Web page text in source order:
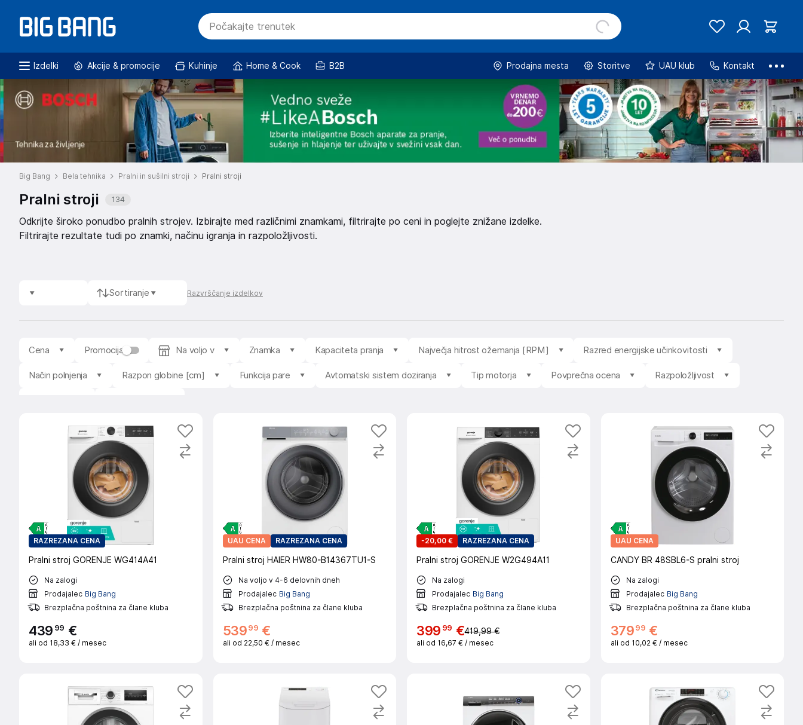
Izdelki Akcije & promocije Kuhinje Home & Cook B2B Prodajna mesta Storitve UAU klub Kontakt
Big Bang Bela tehnika Pralni in sušilni stroji Pralni stroji
Pralni stroji 134
Odkrijte široko ponudbo pralnih strojev. Izbirajte med različnimi znamkami, filtrirajte po ceni in poglejte znižane izdelke.
Filtrirajte rezultate tudi po znamki, načinu igranja in razpoložljivosti.
Sortiranje Razvrščanje izdelkov
Cena Promocija Na voljo v Znamka Kapaciteta pranja Največja hitrost ožemanja [RPM] Razred energijske učinkovitosti
Način polnjenja Razpon globine [cm] Funkcija pare Avtomatski sistem doziranja Tip motorja Povprečna ocena Razpoložljivost
RAZREZANA CENA
Pralni stroj GORENJE WG414A41
Na zalogi
Prodajalec Big Bang
Brezplačna poštnina za člane kluba
439 99 €
ali od 18,33 € / mesec
UAU CENA RAZREZANA CENA
Pralni stroj HAIER HW80-B14367TU1-S
Na voljo v 4-6 delovnih dneh
Prodajalec Big Bang
Brezplačna poštnina za člane kluba
53999 €
ali od 22,50 € / mesec
-20,00 € RAZREZANA CENA
Pralni stroj GORENJE W2G494A11
Na zalogi
Prodajalec Big Bang
Brezplačna poštnina za člane kluba
399 99 €419,99 €
ali od 16,67 € / mesec
UAU CENA
CANDY BR 48SBL6-S pralni stroj
Na zalogi
Prodajalec Big Bang
Brezplačna poštnina za člane kluba
37999 €
ali od 10,02 € / mesec